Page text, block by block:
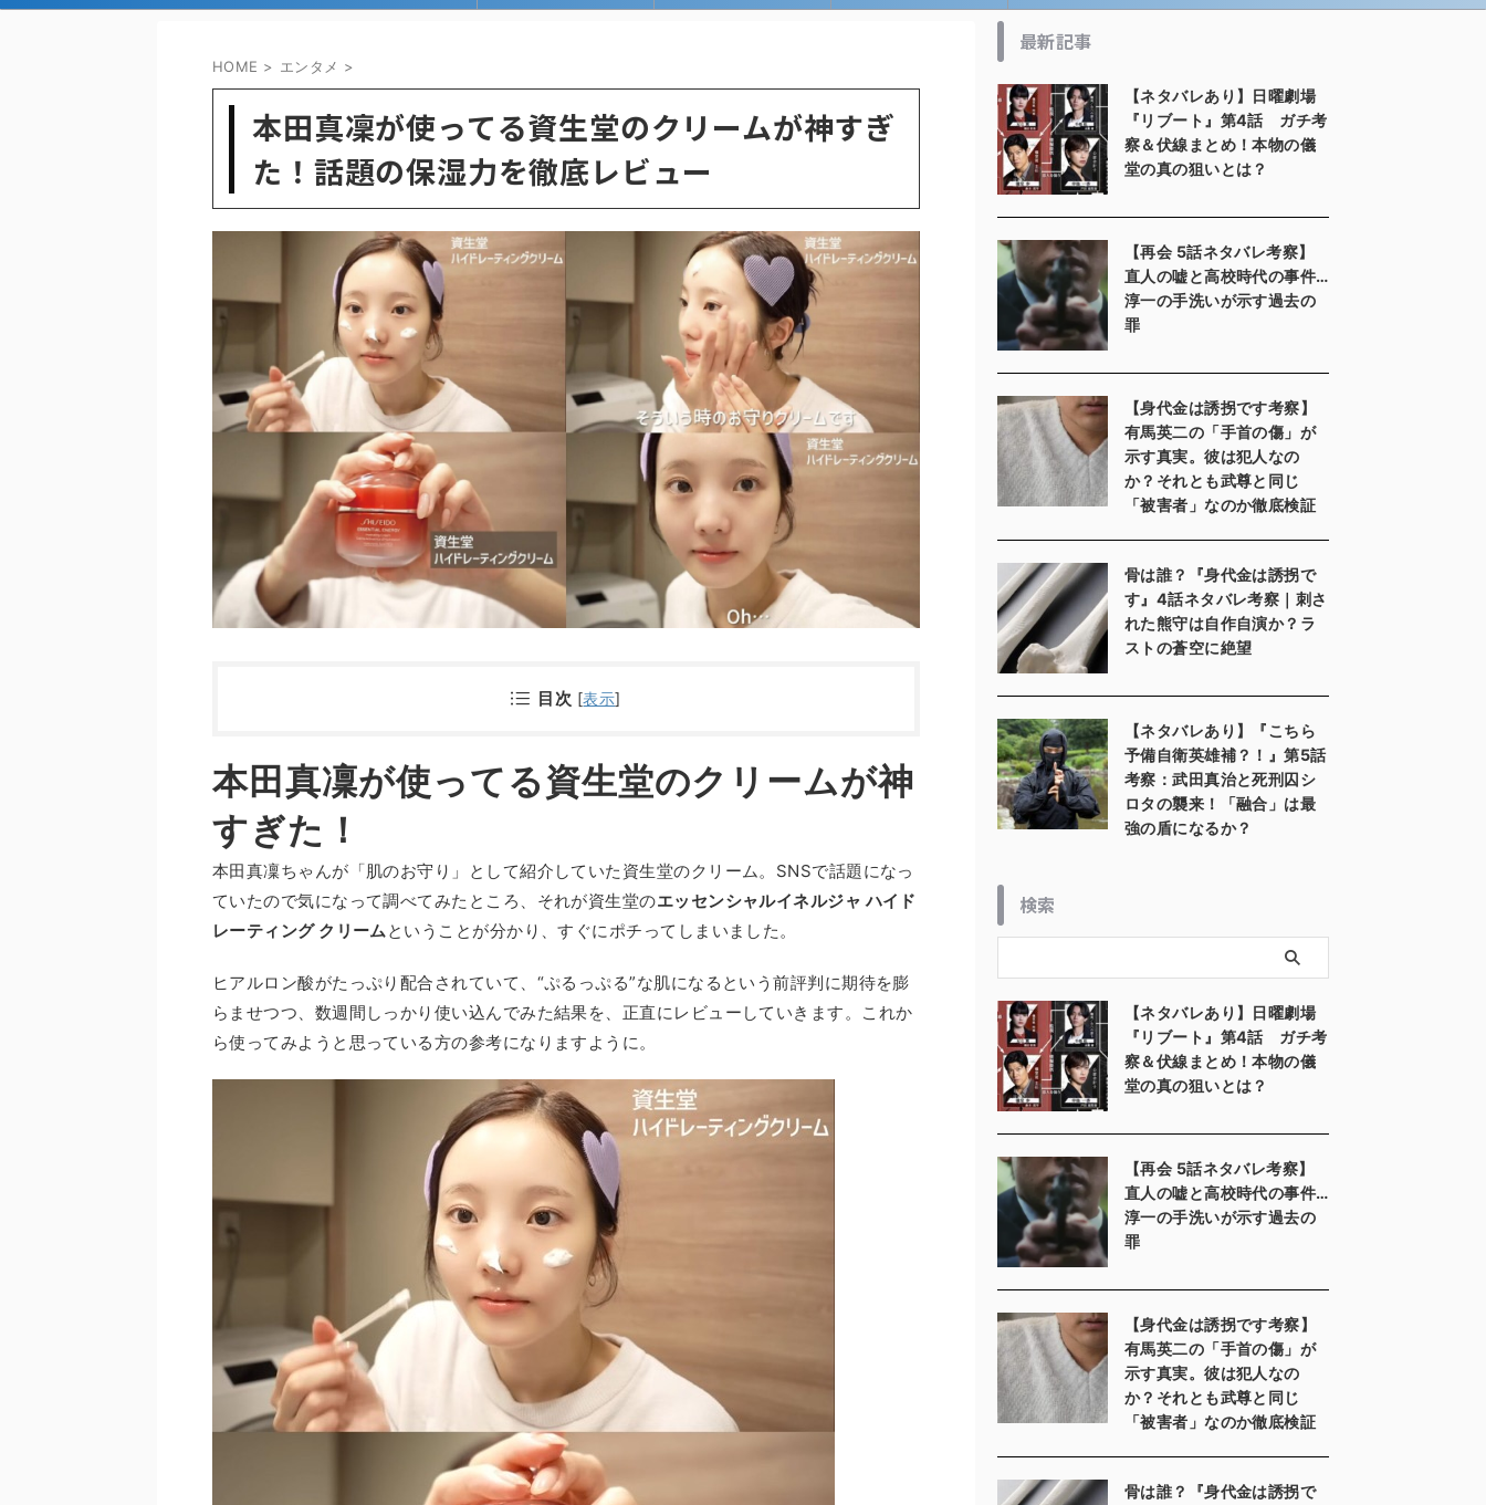
HOME > エンタメ >
本田真凜が使ってる資生堂のクリームが神すぎ
た！話題の保湿力を徹底レビュー
目次 [表示]
本田真凜が使ってる資生堂のクリームが神
すぎた！
本田真凜ちゃんが「肌のお守り」として紹介していた資生堂のクリーム。SNSで話題になっ
ていたので気になって調べてみたところ、それが資生堂のエッセンシャルイネルジャ ハイド
レーティング クリーム ということが分かり、すぐにポチってしまいました。
ヒアルロン酸がたっぷり配合されていて、“ぷるっぷる”な肌になるという前評判に期待を膨
らませつつ、数週間しっかり使い込んでみた結果を、正直にレビューしていきます。これか
ら使ってみようと思っている方の参考になりますように。
最新記事
【ネタバレあり】日曜劇場
『リブート』第4話 ガチ考
察＆伏線まとめ！本物の儀
堂の真の狙いとは？
【再会 5話ネタバレ考察】
直人の嘘と高校時代の事件…
淳一の手洗いが示す過去の
罪
【身代金は誘拐です考察】
有馬英二の「手首の傷」が
示す真実。彼は犯人なの
か？それとも武尊と同じ
「被害者」なのか徹底検証
骨は誰？『身代金は誘拐で
す』4話ネタバレ考察｜刺さ
れた熊守は自作自演か？ラ
ストの蒼空に絶望
【ネタバレあり】『こちら
予備自衛英雄補？！』第5話
考察：武田真治と死刑囚シ
ロタの襲来！「融合」は最
強の盾になるか？
検索
【ネタバレあり】日曜劇場
『リブート』第4話 ガチ考
察＆伏線まとめ！本物の儀
堂の真の狙いとは？
【再会 5話ネタバレ考察】
直人の嘘と高校時代の事件…
淳一の手洗いが示す過去の
罪
【身代金は誘拐です考察】
有馬英二の「手首の傷」が
示す真実。彼は犯人なの
か？それとも武尊と同じ
「被害者」なのか徹底検証
骨は誰？『身代金は誘拐で